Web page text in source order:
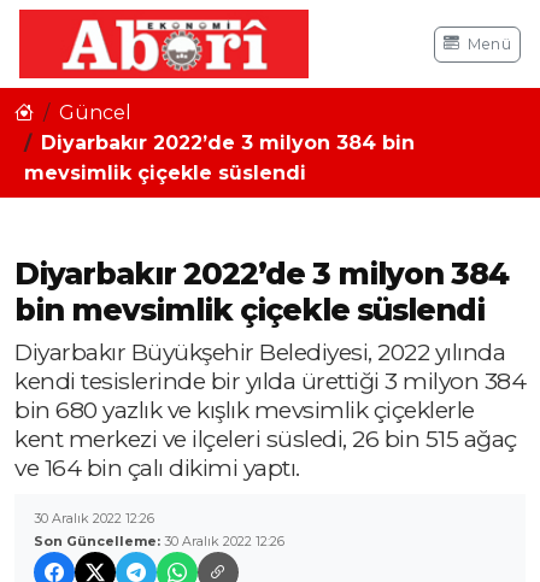
Menü
Güncel
Diyarbakır 2022’de 3 milyon 384 bin
mevsimlik çiçekle süslendi
Diyarbakır 2022’de 3 milyon 384
bin mevsimlik çiçekle süslendi
Diyarbakır Büyükşehir Belediyesi, 2022 yılında
kendi tesislerinde bir yılda ürettiği 3 milyon 384
bin 680 yazlık ve kışlık mevsimlik çiçeklerle
kent merkezi ve ilçeleri süsledi, 26 bin 515 ağaç
ve 164 bin çalı dikimi yaptı.
30 Aralık 2022 12:26
Son Güncelleme: 30 Aralık 2022 12:26